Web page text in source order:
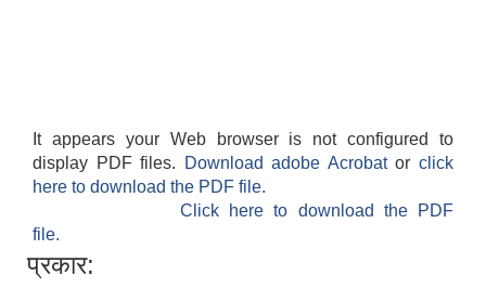
It appears your Web browser is not configured to
display PDF files.
Download adobe Acrobatorclick
here to download the PDF file.
Click here to download the PDF
file.
प्रकार: